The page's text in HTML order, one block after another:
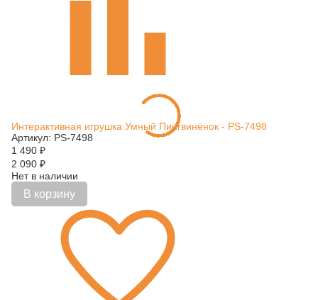
Интерактивная игрушка Умный Пингвинёнок - PS-7498
Артикул: PS-7498
1 490 ₽
2 090 ₽
Нет в наличии
В корзину